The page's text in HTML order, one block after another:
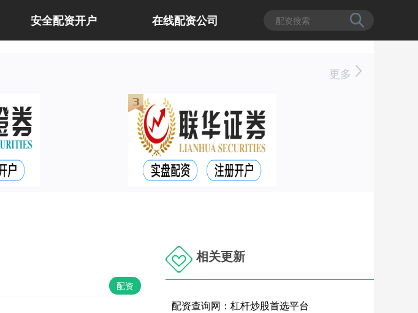
安全配资开户 在线配资公司
更多
配资
相关更新
配资查询网：杠杆炒股首选平台